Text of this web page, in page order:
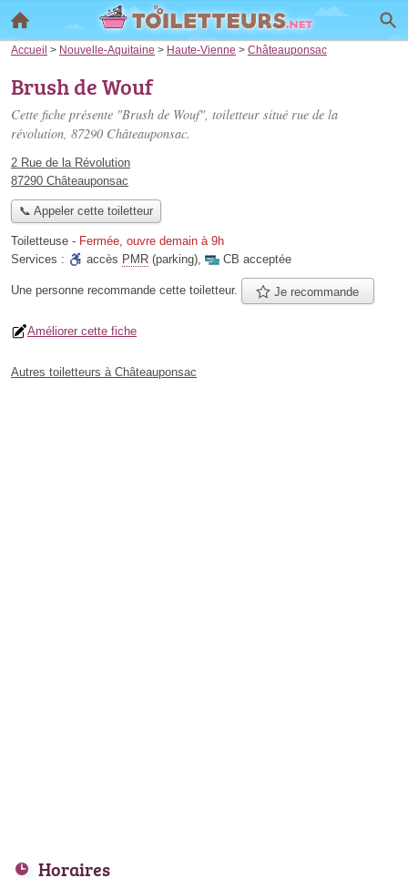
Accueil > Nouvelle-Aquitaine > Haute-Vienne > Châteauponsac
Brush de Wouf
Cette fiche présente "Brush de Wouf", toiletteur situé rue de la
révolution, 87290 Châteauponsac.
2 Rue de la Révolution
87290 Châteauponsac
📞 Appeler cette toiletteur
Toiletteuse - Fermée, ouvre demain à 9h
Services :
accès PMR (parking), CB acceptée
Une personne recommande cette toiletteur. Je recommande
Améliorer cette fiche
Autres toiletteurs à Châteauponsac
Horaires